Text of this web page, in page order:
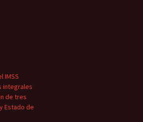
IMSS
integrales
de tres
Estado de